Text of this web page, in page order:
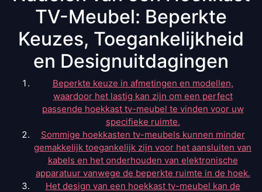
TV-Meubel: Beperkte
Keuzes, Toegankelijkheid
en Designuitdagingen
Beperkte keuze in afmetingen en modellen,
waardoor het lastig kan zijn om een perfect
passende hoekkast tv-meubel te vinden voor uw
specifieke ruimte.
Sommige hoekkasten tv-meubels kunnen minder
gemakkelijk toegankelijk zijn voor het aansluiten van
kabels en het onderhouden van elektronische
apparatuur vanwege de beperkte ruimte in de hoek.
Het design van een hoekkast tv-meubel kan de